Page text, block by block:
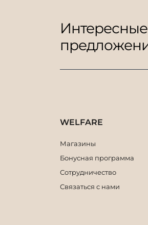
WELFARE
Магазины
Бонусная программа
Сотрудничество
Связаться с нами